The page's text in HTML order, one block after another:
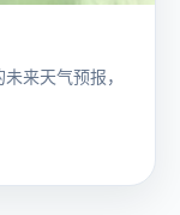
来天气预报，